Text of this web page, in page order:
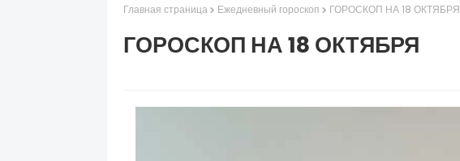
Главная страница Ежедневный гороскоп ГОРОСКОП НА 18 ОКТЯБРЯ
ГОРОСКОП НА 18 ОКТЯБРЯ